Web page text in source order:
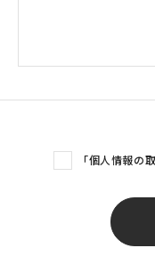
「個人情報の